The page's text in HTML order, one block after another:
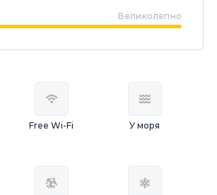
Великолепно
Free Wi-Fi У моря